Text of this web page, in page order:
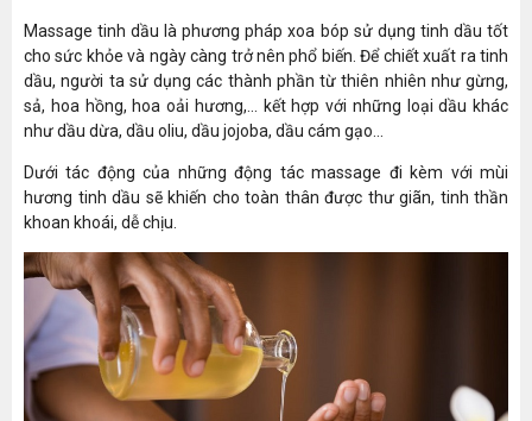
Massage tinh dầu là phương pháp xoa bóp sử dụng tinh dầu tốt
cho sức khỏe và ngày càng trở nên phổ biến. Để chiết xuất ra tinh
dầu, người ta sử dụng các thành phần từ thiên nhiên như gừng,
sả, hoa hồng, hoa oải hương,... kết hợp với những loại dầu khác
như dầu dừa, dầu oliu, dầu jojoba, dầu cám gạo...
Dưới tác động của những động tác massage đi kèm với mùi
hương tinh dầu sẽ khiến cho toàn thân được thư giãn, tinh thần
khoan khoái, dễ chịu.